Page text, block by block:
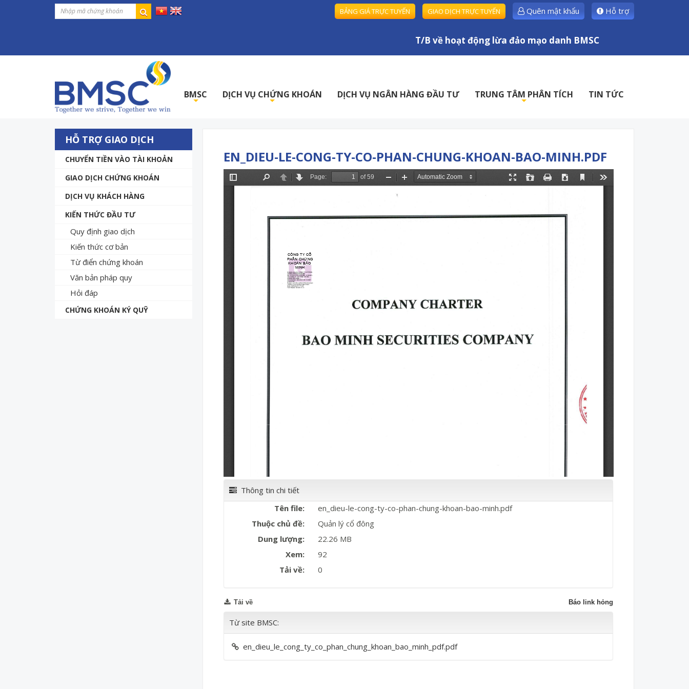
BẢNG GIÁ TRỰC TUYẾN GIAO DỊCH TRỰC TUYẾN Quên mật khẩu Hỗ trợ
T/B về hoạt động lừa đảo mạo danh BMSC
BMSC DỊCH VỤ CHỨNG KHOÁN DỊCH VỤ NGÂN HÀNG ĐẦU TƯ TRUNG TÂM PHÂN TÍCH TIN TỨC
HỖ TRỢ GIAO DỊCH
CHUYỂN TIỀN VÀO TÀI KHOẢN
GIAO DỊCH CHỨNG KHOÁN
DỊCH VỤ KHÁCH HÀNG
KIẾN THỨC ĐẦU TƯ
Quy định giao dịch
Kiến thức cơ bản
Từ điển chứng khoán
Văn bản pháp quy
Hỏi đáp
CHỨNG KHOÁN KÝ QUỸ
EN_DIEU-LE-CONG-TY-CO-PHAN-CHUNG-KHOAN-BAO-MINH.PDF
Thông tin chi tiết
Tên file:
en_dieu-le-cong-ty-co-phan-chung-khoan-bao-minh.pdf
Thuộc chủ đề:
Quản lý cổ đông
Dung lượng:
22.26 MB
Xem:
92
Tải về:
0
Báo link hỏng
Tải về
Từ site BMSC:
en_dieu_le_cong_ty_co_phan_chung_khoan_bao_minh_pdf.pdf